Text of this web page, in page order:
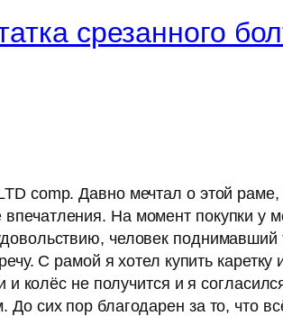
срезанного
comp. Давно мечтал о этой
На момент покупки у
человек поднимавший
С рамой я хотел купить
колёс не получится и я
сих пор благодарен за то, что